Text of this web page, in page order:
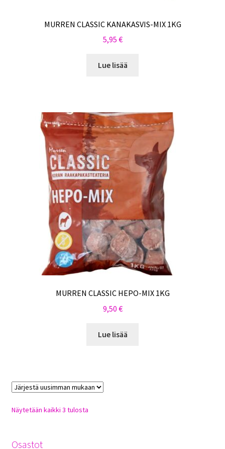
MURREN CLASSIC KANAKASVIS-MIX 1KG
5,95 €
Lue lisää
MURREN CLASSIC HEPO-MIX 1KG
9,50 €
Lue lisää
Näytetään kaikki 3 tulostaSorted
Osastot